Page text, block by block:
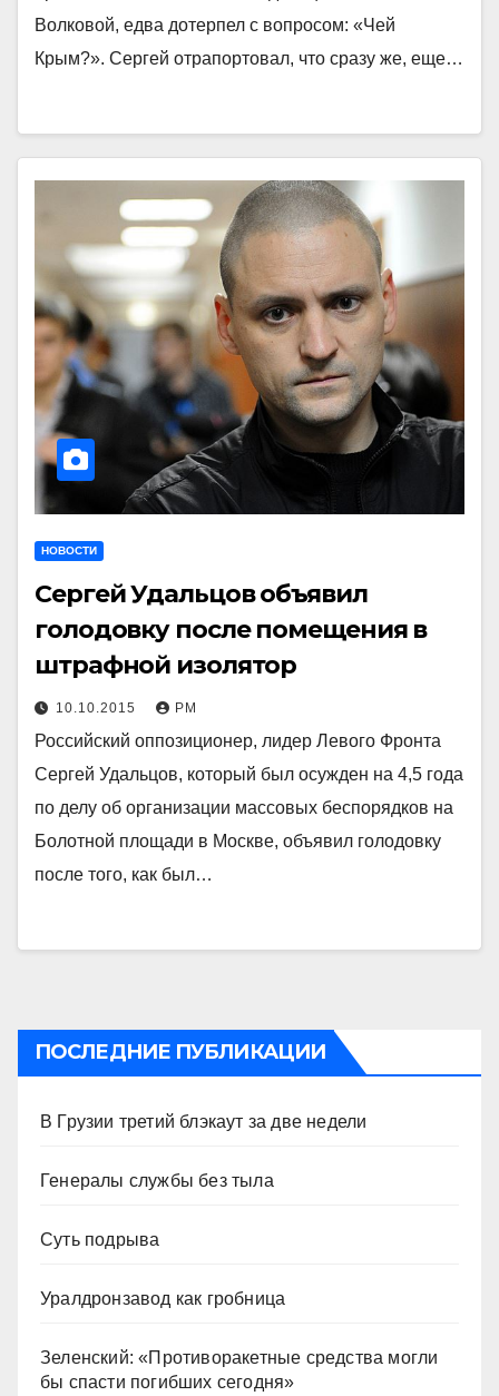
Волковой, едва дотерпел с вопросом: «Чей
Крым?». Сергей отрапортовал, что сразу же, еще…
НОВОСТИ
Сергей Удальцов объявил
голодовку после помещения в
штрафной изолятор
10.10.2015 РМ
Российский оппозиционер, лидер Левого Фронта
Сергей Удальцов, который был осужден на 4,5 года
по делу об организации массовых беспорядков на
Болотной площади в Москве, объявил голодовку
после того, как был…
ПОСЛЕДНИЕ ПУБЛИКАЦИИ
В Грузии третий блэкаут за две недели
Генералы службы без тыла
Суть подрыва
Уралдронзавод как гробница
Зеленский: «Противоракетные средства могли
бы спасти погибших сегодня»